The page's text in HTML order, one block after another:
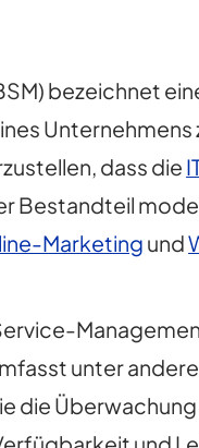
bezeichnet
Unternehmens
dass die
Bestandteil
Marketing und
unter
die